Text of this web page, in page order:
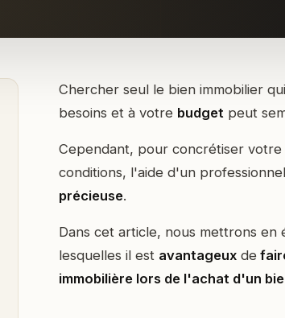
Chercher seul le bien immobilier
besoins et à votre budget peut
Cependant, pour concrétiser votre
conditions, l'aide d'un
précieuse.
Dans cet article, nous mettrons en
lesquelles il est avantageux de
immobilière lors de l'achat d'un